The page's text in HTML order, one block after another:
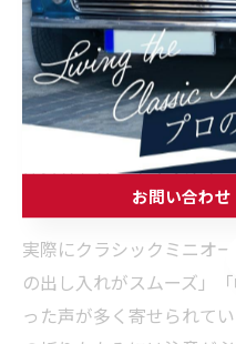
ディサイズにあります。
1,410mmというサイズは
枠（全長5,000mm以内・
をもって収まります。機
なる方でも、クラシック
に対応可能です。
実際にクラシックミニオ
の出し入れがスムーズ」
った声が多く寄せられて
お問い合わ
お問い合わ